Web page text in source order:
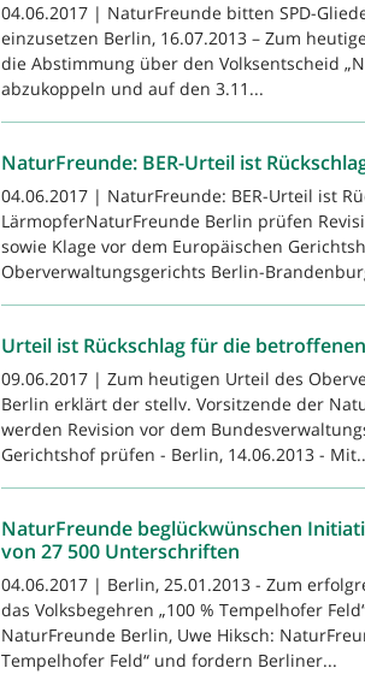
04.06.2017 | NaturFreunde bitten SPD-
einzusetzen Berlin, 16.07.2013 – Zum
die Abstimmung über den Volksentscheid
abzukoppeln und auf den 3.11...
NaturFreunde: BER-Urteil ist
04.06.2017 | NaturFreunde: BER-Urteil ist
LärmopferNaturFreunde Berlin prüfen
sowie Klage vor dem Europäischen
Oberverwaltungsgerichts Berlin-
Urteil ist Rückschlag für die
09.06.2017 | Zum heutigen Urteil des
Berlin erklärt der stellv. Vorsitzende der
werden Revision vor dem
Gerichtshof prüfen - Berlin, 14.06.2013 -
NaturFreunde beglückwünschen
von 27 500 Unterschriften
04.06.2017 | Berlin, 25.01.2013 - Zum
das Volksbegehren „100 % Tempelhofer
NaturFreunde Berlin, Uwe Hiksch:
Tempelhofer Feld“ und fordern Berliner...